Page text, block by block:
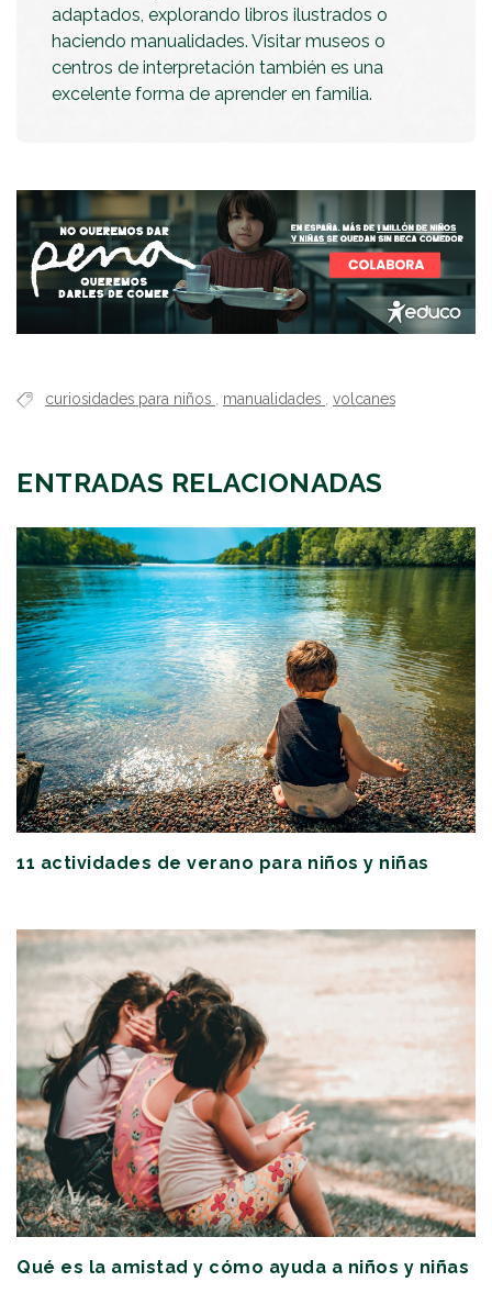
adaptados, explorando libros ilustrados o
haciendo manualidades. Visitar museos o
centros de interpretación también es una
excelente forma de aprender en familia.
curiosidades para niños manualidades volcanes
ENTRADAS RELACIONADAS
11 actividades de verano para niños y niñas
Qué es la amistad y cómo ayuda a niños y niñas